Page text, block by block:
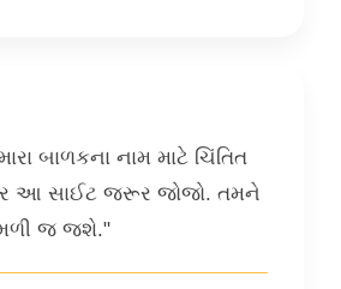
બાળકના નામ માટે ચિંતિત
આ સાઈટ જરૂર જોજો. તમને
જ જશે."